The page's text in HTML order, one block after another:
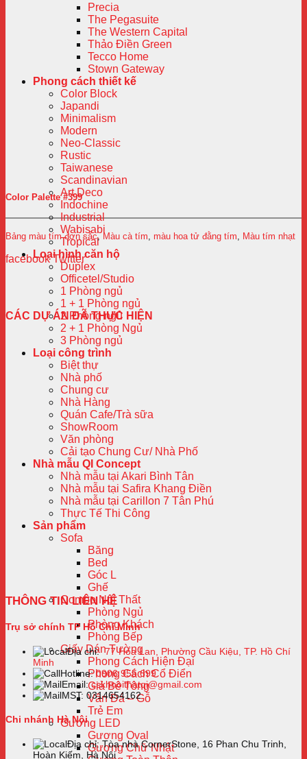
Precia
The Pegasuite
The Western Capital
Thảo Điền Green
Tecco Home
Stown Gateway
Phong cách thiết kế
Color Block
Japandi
Minimalism
Modern
Neo-Classic
Rustic
Taiwanese
Scandinavian
Art Deco
Indochine
Industrial
Wabisabi
Tropical
Loại hình căn hộ
Duplex
Officetel/Studio
1 Phòng ngủ
1 + 1 Phòng ngủ
2 Phòng ngủ
2 + 1 Phòng Ngủ
3 Phòng ngủ
Loại công trình
Biệt thự
Nhà phố
Chung cư
Nhà Hàng
Quán Cafe/Trà sữa
ShowRoom
Văn phòng
Cải tạo Chung Cư/ Nhà Phố
Nhà mẫu QI Concept
Nhà mẫu tại Akari Bình Tân
Nhà mẫu tại Safira Khang Điền
Nhà mẫu tại Carillon 7 Tân Phú
Thực Tế Thi Công
Sản phẩm
Sofa
Băng
Bed
Góc L
Ghế
Combo Nội Thất
Phòng Ngủ
Phòng Khách
Phòng Bếp
Giấy Dán Tường
Phong Cách Hiện Đại
Phong Cách Cổ Điển
Giả Bê Tông
Vân Đá – Gỗ
Trẻ Em
Gương LED
Gương Oval
Gương Chữ Nhật
Color Palette #399
Bảng màu tím đơn sắc, Màu cà tím màu hoa tử đằng tím Màu tím nhạt
facebook Twitter
CÁC DỰ ÁN ĐÃ THỰC HIỆN
THÔNG TIN LIÊN HỆ
Trụ sở chính TP Hồ Chí Minh
Địa chỉ:77 Hoa Lan, Phường Cầu Kiệu, TP. Hồ Chí
Minh
Hotline:0906 955 699
Email:cskhnoithatqi@gmail.com
MST: 0314654162
Chi nhánh Hà Nội
Địa chỉ: Tòa nhà CornerStone, 16 Phan Chu Trinh,
Hoàn Kiếm, Hà Nội